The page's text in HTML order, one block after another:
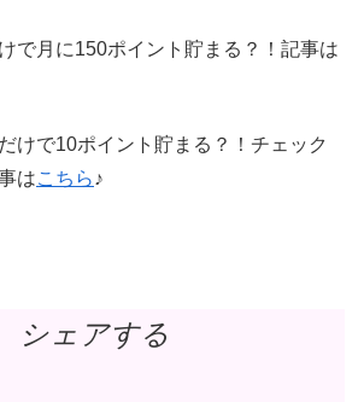
で月に150ポイント貯まる？！記事は
けで10ポイント貯まる？！チェック
はこちら♪
シェアする